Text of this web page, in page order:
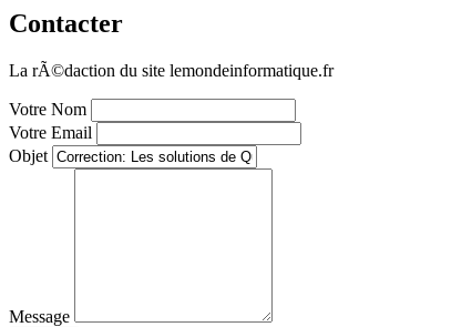
Contacter
La rÃ©daction du site lemondeinformatique.fr
Votre Nom
Votre Email
Objet
Message